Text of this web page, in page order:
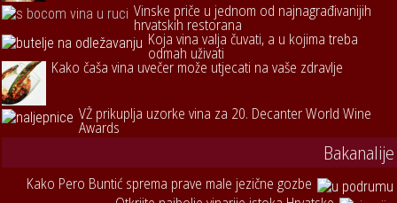
Vinske priče u jednom od najnagrađivanijih
hrvatskih restorana
Koja vina valja čuvati, a u kojima treba
odmah uživati
Kako čaša vina uvečer može utjecati na vaše zdravlje
VŽ prikuplja uzorke vina za 20. Decanter World Wine
Awards
Bakanalije
Kako Pero Buntić sprema prave male jezične gozbe